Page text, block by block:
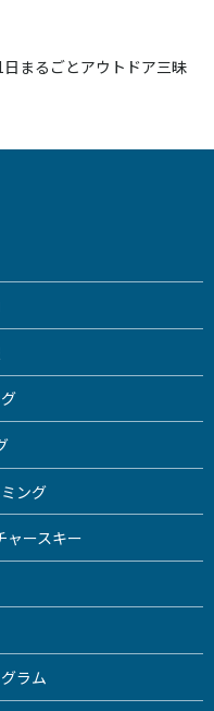
日まるごとアウトドア三昧
ング
ャースキー
ラム